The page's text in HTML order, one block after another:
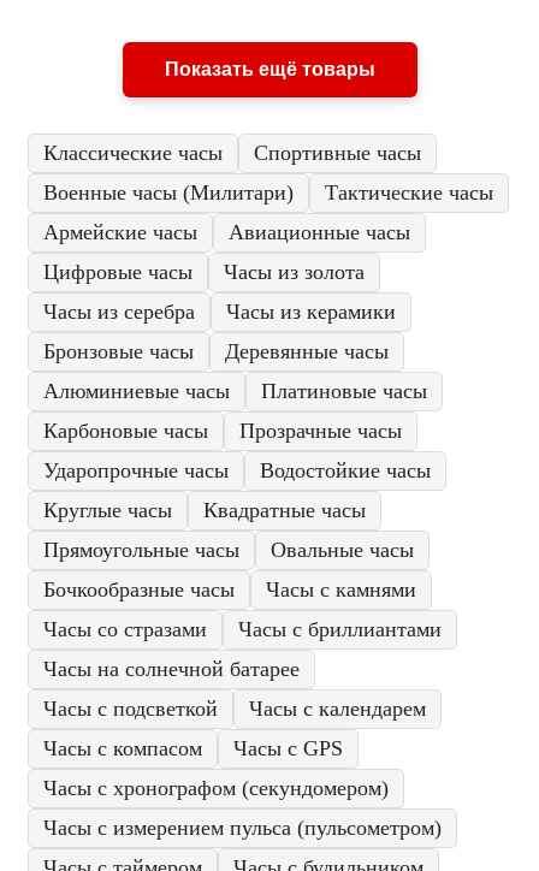
Показать ещё товары
Классические часы
Спортивные часы
Военные часы (Милитари)
Тактические часы
Армейские часы
Авиационные часы
Цифровые часы
Часы из золота
Часы из серебра
Часы из керамики
Бронзовые часы
Деревянные часы
Алюминиевые часы
Платиновые часы
Карбоновые часы
Прозрачные часы
Ударопрочные часы
Водостойкие часы
Круглые часы
Квадратные часы
Прямоугольные часы
Овальные часы
Бочкообразные часы
Часы с камнями
Часы со стразами
Часы с бриллиантами
Часы на солнечной батарее
Часы с подсветкой
Часы с календарем
Часы с компасом
Часы с GPS
Часы с хронографом (секундомером)
Часы с измерением пульса (пульсометром)